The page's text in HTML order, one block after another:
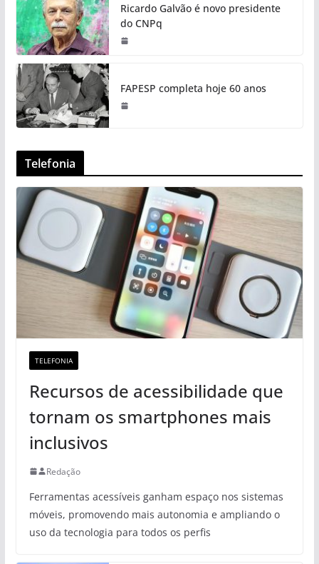
Ricardo Galvão é novo presidente
do CNPq
FAPESP completa hoje 60 anos
Telefonia
TELEFONIA
Recursos de acessibilidade que
tornam os smartphones mais
inclusivos
Redação
Ferramentas acessíveis ganham espaço nos sistemas
móveis, promovendo mais autonomia e ampliando o
uso da tecnologia para todos os perfis